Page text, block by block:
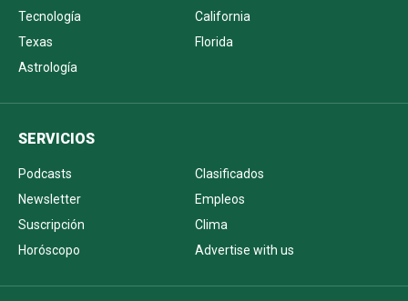
Tecnología
California
Texas
Florida
Astrología
SERVICIOS
Podcasts
Clasificados
Newsletter
Empleos
Suscripción
Clima
Horóscopo
Advertise with us